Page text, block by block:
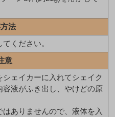
法
ください。
意
シェイカーに入れてシェイク
容液がふき出し、やけどの原
はありませんので、液体を入